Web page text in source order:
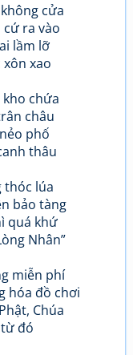
cửa
cứ ra vào
lầm lỡ
xôn xao
chứa
châu
phố
thâu
thóc lúa
bảo tàng
quá khứ
Nhân”
miễn phí
hóa đồ chơi
Chúa
đó